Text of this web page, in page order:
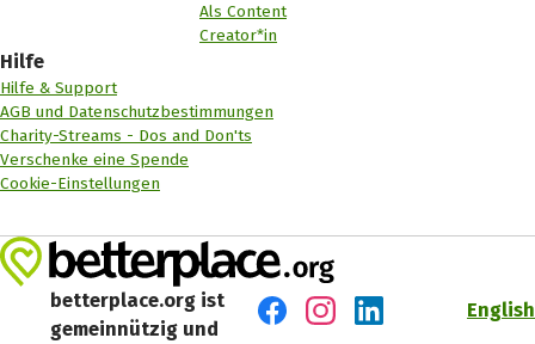
Als Content
Creator*in
Hilfe
Hilfe & Support
AGB und Datenschutzbestimmungen
Charity-Streams - Dos and Don'ts
Verschenke eine Spende
Cookie-Einstellungen
betterplace.org ist
gemeinnützig und
English